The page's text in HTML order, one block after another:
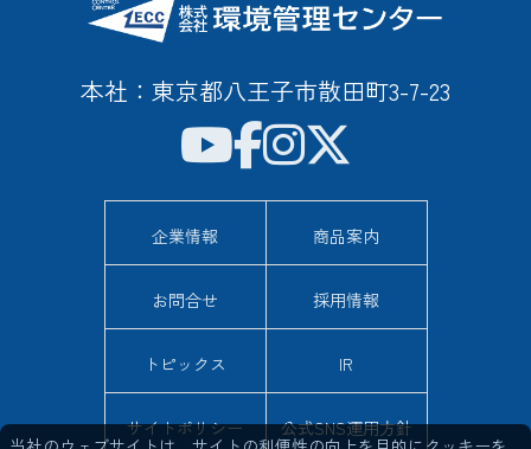
本社：東京都八王子市散田町3-7-23
企業情報 商品案内
お問合せ 採用情報
トピックス IR
サイトポリシー 公式SNS運用方針